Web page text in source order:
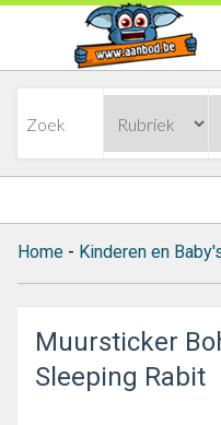
Home - Kinderen en
Muursticker
Sleeping Rabit